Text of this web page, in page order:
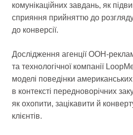
комунікаційних завдань, як
сприяння прийняттю до
до конверсії.
Дослідження агенції OOH-
та технологічної компанії
моделі поведінки
в контексті передноворічних
як охопити, зацікавити й
клієнтів.